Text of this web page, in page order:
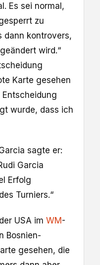
Es sei normal,
zu
dann kontrovers,
wird.“
Karte gesehen
wurde, dass ich
sagte er:
Garcia
Erfolg
Turniers.“
USA im WM-
Bosnien-
gesehen, die